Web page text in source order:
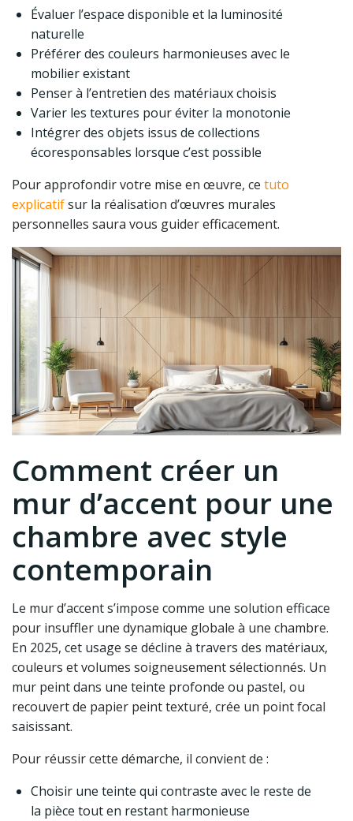
Évaluer l’espace disponible et la luminosité
naturelle
Préférer des couleurs harmonieuses avec le
mobilier existant
Penser à l’entretien des matériaux choisis
Varier les textures pour éviter la monotonie
Intégrer des objets issus de collections
écoresponsables lorsque c’est possible
Pour approfondir votre mise en œuvre, ce tuto
explicatifsur la réalisation d’œuvres murales
personnelles saura vous guider efficacement.
Comment créer un
mur d’accent pour une
chambre avec style
contemporain
Le mur d’accent s’impose comme une solution efficace
pour insuffler une dynamique globale à une chambre.
En 2025, cet usage se décline à travers des matériaux,
couleurs et volumes soigneusement sélectionnés. Un
mur peint dans une teinte profonde ou pastel, ou
recouvert de papier peint texturé, crée un point focal
saisissant.
Pour réussir cette démarche, il convient de :
Choisir une teinte qui contraste avec le reste de
la pièce tout en restant harmonieuse